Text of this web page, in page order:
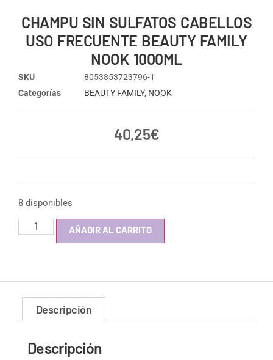
CHAMPU SIN SULFATOS CABELLOS
USO FRECUENTE BEAUTY FAMILY
NOOK 1000ML
SKU
8053853723796-1
Categorías
BEAUTY FAMILY, NOOK
40,25€
8 disponibles
AÑADIR AL CARRITO
Descripción
Descripción